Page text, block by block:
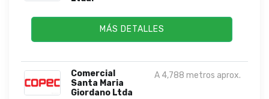
MÁS DETALLES
Comercial
Santa Maria
Giordano Ltda
A 4,788 metros aprox.